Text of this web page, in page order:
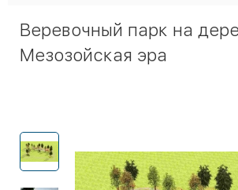
Веревочный парк на
Мезозойская эра